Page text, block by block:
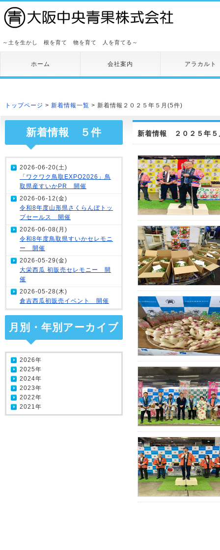
～土を生かし 根を育て 物を育て 人を育てる～
ホーム 会社案内 アラカルト
トップページ > 新着情報一覧 > 新着情報２０２５年５月(5件)
新着情報 ２０２５年
新着情報 ５件
2026-06-20(土)
「ワクワク鳥取EXPO2026」鳥
取県産すいかPR 開催
2026-06-12(金)
令和8年度山形県さくらんぼトッ
プセールス 開催
2026-06-08(月)
令和8年度鳥取県すいかセレモニ
ー 開催
2026-05-29(金)
大栄西瓜 初販売セレモニー 開
催
2026-05-28(木)
倉吉西瓜初販売イベント 開催
月別・年別アーカイブ
2026年
2025年
2024年
2023年
2022年
2021年